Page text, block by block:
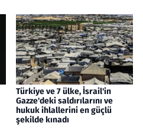
Türkiye ve 7 ülke, İsrail'in
Gazze'deki saldırılarını ve
hukuk ihlallerini en güçlü
şekilde kınadı